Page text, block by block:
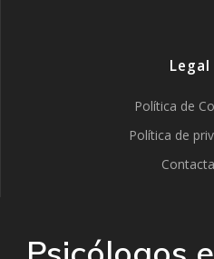
Legal
Política de
Política de